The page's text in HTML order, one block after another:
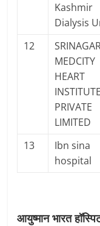
Kashmir
Dialysis
12
MEDCITY
HEART
INSTITUTE
PRIVATE
LIMITED
13
Ibn sina
hospital
आयुष्मान भारत